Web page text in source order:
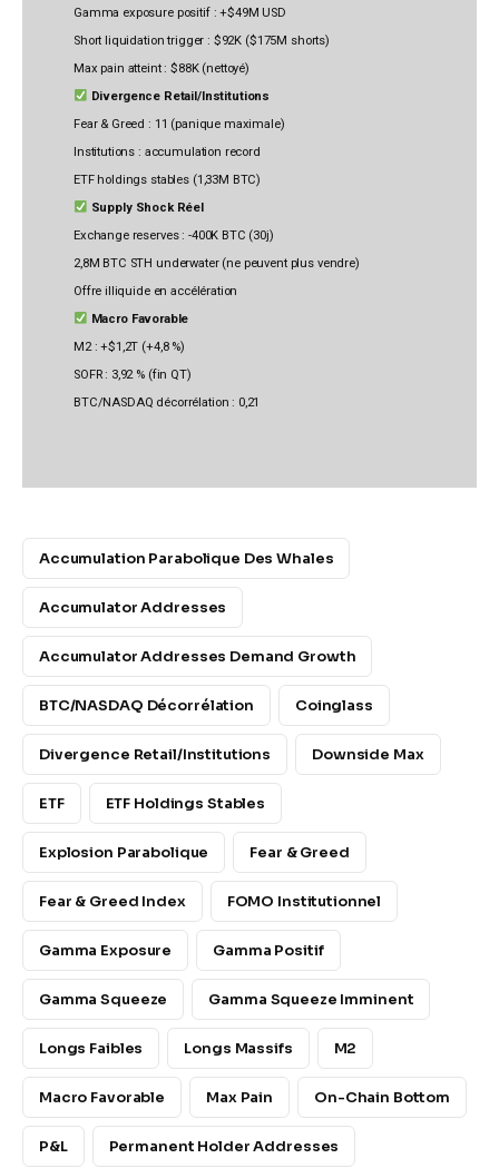
Gamma exposure positif : +$49M USD
Short liquidation trigger : $92K ($175M shorts)
Max pain atteint : $88K (nettoyé)
Divergence Retail/Institutions
Fear & Greed : 11 (panique maximale)
Institutions : accumulation record
ETF holdings stables (1,33M BTC)
Supply Shock Réel
Exchange reserves : -400K BTC (30j)
2,8M BTC STH underwater (ne peuvent plus vendre)
Offre illiquide en accélération
Macro Favorable
M2 : +$1,2T (+4,8 %)
SOFR : 3,92 % (fin QT)
BTC/NASDAQ décorrélation : 0,21
Accumulation Parabolique Des Whales
Accumulator Addresses
Accumulator Addresses Demand Growth
BTC/NASDAQ Décorrélation Coinglass
Divergence Retail/Institutions Downside Max
ETF ETF Holdings Stables
Explosion Parabolique Fear & Greed
Fear & Greed Index FOMO Institutionnel
Gamma Exposure Gamma Positif
Gamma Squeeze Gamma Squeeze Imminent
Longs Faibles Longs Massifs M2
Macro Favorable Max Pain On-Chain Bottom
P&L Permanent Holder Addresses